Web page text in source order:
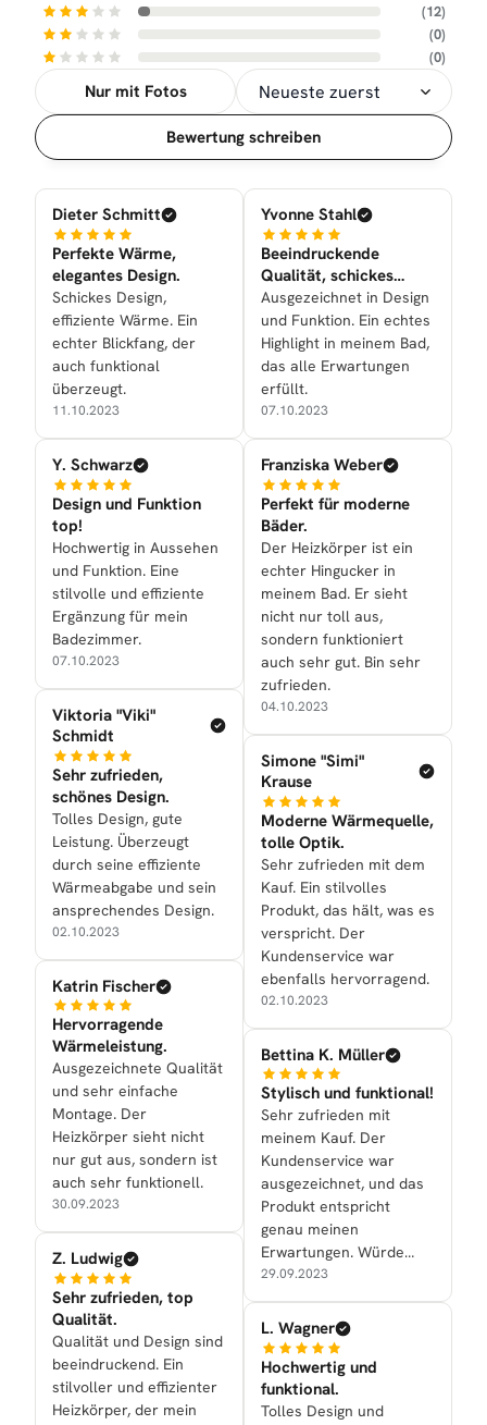
(12)
(0)
(0)
Nur mit Fotos
Sortierung
Bewertung schreiben
Dieter Schmitt
Perfekte Wärme,
elegantes Design.
Schickes Design,
effiziente Wärme. Ein
echter Blickfang, der
auch funktional
überzeugt.
11.10.2023
Y. Schwarz
Design und Funktion
top!
Hochwertig in Aussehen
und Funktion. Eine
stilvolle und effiziente
Ergänzung für mein
Badezimmer.
07.10.2023
Viktoria "Viki"
Schmidt
Sehr zufrieden,
schönes Design.
Tolles Design, gute
Leistung. Überzeugt
durch seine effiziente
Wärmeabgabe und sein
ansprechendes Design.
02.10.2023
Katrin Fischer
Hervorragende
Wärmeleistung.
Ausgezeichnete Qualität
und sehr einfache
Montage. Der
Heizkörper sieht nicht
nur gut aus, sondern ist
auch sehr funktionell.
30.09.2023
Z. Ludwig
Sehr zufrieden, top
Qualität.
Qualität und Design sind
beeindruckend. Ein
stilvoller und effizienter
Heizkörper, der mein
Yvonne Stahl
Beeindruckende
Qualität, schickes
Design.
Ausgezeichnet in Design
und Funktion. Ein echtes
Highlight in meinem Bad,
das alle Erwartungen
erfüllt.
07.10.2023
Franziska Weber
Perfekt für moderne
Bäder.
Der Heizkörper ist ein
echter Hingucker in
meinem Bad. Er sieht
nicht nur toll aus,
sondern funktioniert
auch sehr gut. Bin sehr
zufrieden.
04.10.2023
Simone "Simi"
Krause
Moderne Wärmequelle,
tolle Optik.
Sehr zufrieden mit dem
Kauf. Ein stilvolles
Produkt, das hält, was es
verspricht. Der
Kundenservice war
ebenfalls hervorragend.
02.10.2023
Bettina K. Müller
Stylisch und funktional!
Sehr zufrieden mit
meinem Kauf. Der
Kundenservice war
ausgezeichnet, und das
Produkt entspricht
genau meinen
Erwartungen. Würde
definitiv
weiterempfehlen.
29.09.2023
L. Wagner
Hochwertig und
funktional.
Tolles Design und